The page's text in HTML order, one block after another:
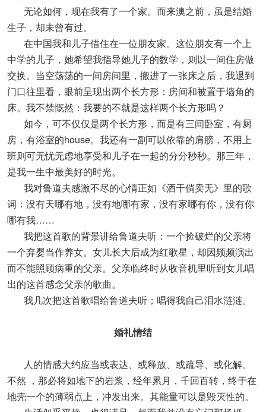
无论如何，现在我有了一个家。而来澳之前，虽是结婚
生子，却未曾有过。
在中国我和儿子借住在一位朋友家。这位朋友有一个上
中学的儿子，她希望我指导她儿子的数学，则以一间住房做
交换。当空荡荡的一间房间里，搬进了一张床之后，我退到
门口往里看，眼前呈现出两个长方形：房间和被置于墙角的
床。我不禁慨然：我要的不就是这样两个长方形吗？
如今，可不仅仅是两个长方形，而是有三间卧室，有厨
房，有浴室的house。我还有一副可以依靠的肩膀，不用上
班则可无忧无虑地享受和儿子在一起的分分秒秒。那三年，
是我一生中最美好的时光。
我对鲁道夫感激不尽的心情正如《酒干倘卖无》里的歌
词：没有天哪有地，没有地哪有家，没有家哪有你，没有你
哪有我……
我把这首歌的背景讲给鲁道夫听：一个捡破烂的父亲将
一个弃婴当作养女。女儿长大后成为红歌星，却因频频演出
而不能照顾病重的父亲。父亲临终时从收音机里听到女儿唱
出的这首感念父亲的歌曲。
我几次把这首歌唱给鲁道夫听；唱得我自己泪水涟涟。
婚礼情结
人的情感大约应当或表达、或释放、或疏导、或化解。
不然 ，那必将如地下的岩浆，经年累月，千回百转，终于在
地壳一个的薄弱点上，冲发出来。其能量可以是毁灭性的。